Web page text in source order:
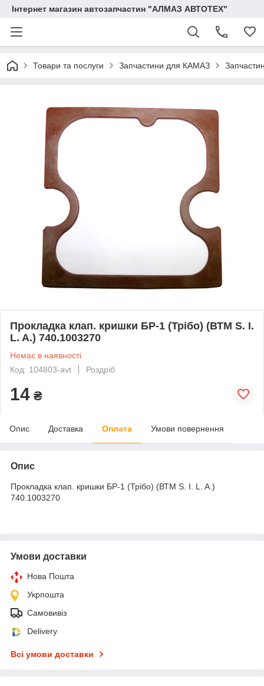
Інтернет магазин автозапчастин "АЛМАЗ АВТОТЕХ"
Товари та послуги Запчастини для КАМАЗ
Прокладка клап. кришки БР-1 (Трібо) (ВТМ S. I.
L. A.) 740.1003270
Немає в наявності
Код: 104803-avt
Роздріб
14 ₴
Опис Доставка Оплата Умови повернення
Опис
Прокладка клап. кришки БР-1 (Трібо) (ВТМ S. I. L. A.)
740.1003270
Умови доставки
Нова Пошта
Укрпошта
Самовивіз
Delivery
Всі умови доставки